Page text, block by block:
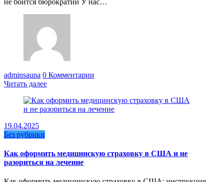
adminsauna 0 Комментарии
Читать далее
19.04.2025
Без рубрики
Как оформить медицинскую страховку в США и не
разориться на лечение